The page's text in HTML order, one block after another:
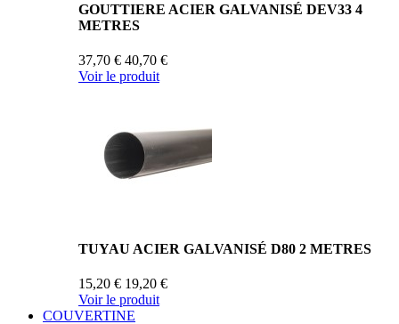
GOUTTIERE ACIER GALVANISÉ DEV33 4
METRES
37,70 € 40,70 €
Voir le produit
TUYAU ACIER GALVANISÉ D80 2 METRES
15,20 € 19,20 €
Voir le produit
COUVERTINE